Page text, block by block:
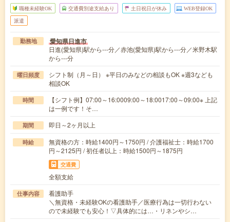
職種未経験OK 交通費別途支給あり 土日祝日が休み WEB登録OK
派遣
勤務地 愛知県日進市
日進(愛知県)駅から---分／赤池(愛知県)駅から---分／米野木駅
から---分
曜日頻度
シフト制（月～日） ※平日のみなどの相談もOK ※週3なども
相談OK
時間
【シフト例】07:00～16:0009:00～18:0017:00～09:00※ 上記
は一例です！そ…
期間 即日～2ヶ月以上
時給
無資格の方：時給1400円～1750円 / 介護福祉士：時給1700
円～2125円 / 初任者以上：時給1500円～1875円
交通費
全額支給
仕事内容
看護助手
＼無資格・未経験OKの看護助手／医療行為は一切行わない
ので未経験でも安心！▽具体的には…・リネンやシ…